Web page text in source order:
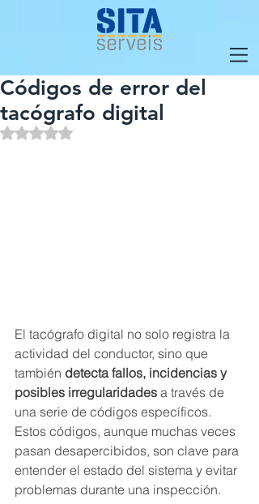
Códigos de error del
tacógrafo digital
Obtuvo NaN de 5 estrellas.
El tacógrafo digital no solo registra la
actividad del conductor, sino que
también detecta fallos, incidencias y
posibles irregularidades a través de
una serie de códigos específicos.
Estos códigos, aunque muchas veces
pasan desapercibidos, son clave para
entender el estado del sistema y evitar
problemas durante una inspección.